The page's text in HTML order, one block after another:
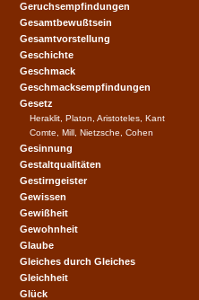
Geruchsempfindungen
Gesamtbewußtsein
Gesamtvorstellung
Geschichte
Geschmack
Geschmacksempfindungen
Gesetz
Heraklit, Platon, Aristoteles, Kant
Comte, Mill, Nietzsche, Cohen
Gesinnung
Gestaltqualitäten
Gestirngeister
Gewissen
Gewißheit
Gewohnheit
Glaube
Gleiches durch Gleiches
Gleichheit
Glück